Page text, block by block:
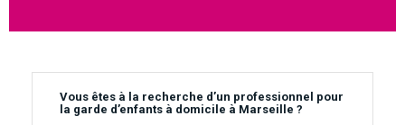
Vous êtes à la recherche d’un professionnel pour
la garde d’enfants à domicile à Marseille ?